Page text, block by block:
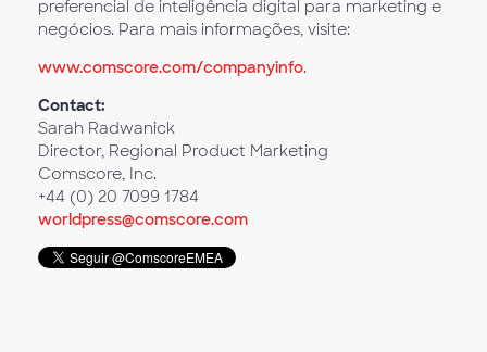
preferencial de inteligência digital para marketing e
negócios. Para mais informações, visite:
www.comscore.com/companyinfo.
Contact:
Sarah Radwanick
Director, Regional Product Marketing
Comscore, Inc.
+44 (0) 20 7099 1784
worldpress@comscore.com